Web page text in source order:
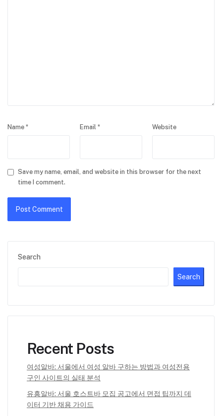
Search
Search
Recent Posts
여성알바: 서울에서 여성 알바 구하는 방법과 여성전용
구인 사이트의 실태 분석
유흥알바: 서울 호스트바 모집 공고에서 면접 팁까지 데
이터 기반 채용 가이드
Name * Email * Website
Save my name, email, and website in this browser for the next
time I comment.